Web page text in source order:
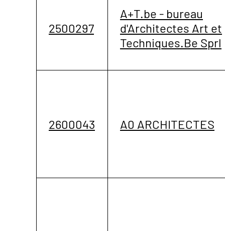
2500297
A+T.be - bureau
d'Architectes Art et
Techniques.Be Sprl
2600043 A0 ARCHITECTES